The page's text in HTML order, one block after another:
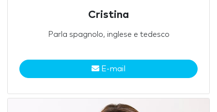
Cristina
Parla spagnolo, inglese e tedesco
E-mail